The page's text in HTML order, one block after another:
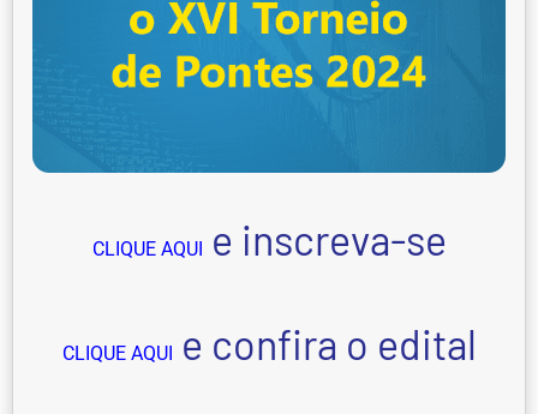
CLIQUE AQUI e inscreva-se
CLIQUE AQUI e confira o edital